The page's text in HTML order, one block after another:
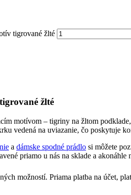
tigrované žlté
žlté
motívom – tigriny na žltom
vedená na uviazanie, čo poskytuje
a dámske spodné prádlo si môžete
priamo u nás na sklade a
možností. Priama platba na účet,